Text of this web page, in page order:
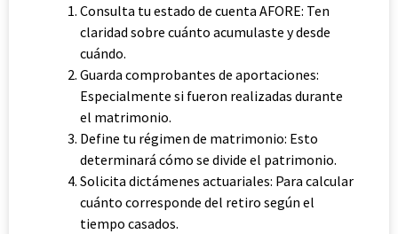
Consulta tu estado de cuenta AFORE: Ten
claridad sobre cuánto acumulaste y desde
cuándo.
Guarda comprobantes de aportaciones:
Especialmente si fueron realizadas durante
el matrimonio.
Define tu régimen de matrimonio: Esto
determinará cómo se divide el patrimonio.
Solicita dictámenes actuariales: Para calcular
cuánto corresponde del retiro según el
tiempo casados.